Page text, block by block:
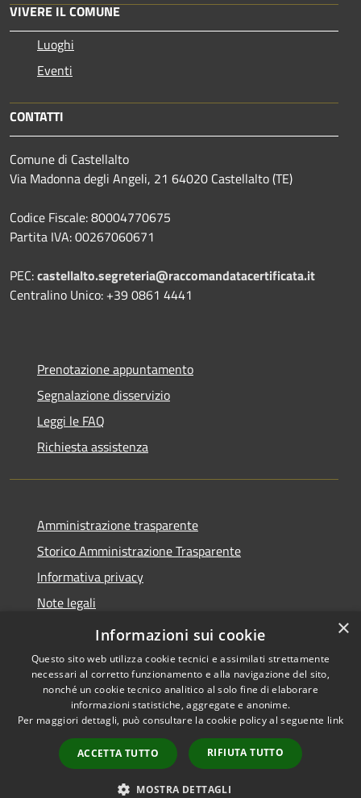
VIVERE IL COMUNE
Luoghi
Eventi
CONTATTI
Comune di Castellalto
Via Madonna degli Angeli, 21 64020 Castellalto (TE)
Codice Fiscale: 80004770675
Partita IVA: 00267060671
PEC:castellalto.segreteria@raccomandatacertificata.it
Centralino Unico: +39 0861 4441
Prenotazione appuntamento
Segnalazione disservizio
Leggi le FAQ
Richiesta assistenza
Amministrazione trasparente
Storico Amministrazione Trasparente
Informativa privacy
Note legali
Dichiarazione di accessibilità
Accessibilità
Copyright © 2026 • Comune di
Castellalto • Powered by
Municipium•
Accesso
redazione
×
Informazioni sui cookie
Questo sito web utilizza cookie tecnici e assimilati strettamente
necessari al corretto funzionamento e alla navigazione del sito,
nonché un cookie tecnico analitico al solo fine di elaborare
informazioni statistiche, aggregate e anonime.
Per maggiori dettagli, può consultare la cookie policy al seguente link
ACCETTA TUTTO RIFIUTA TUTTO
MOSTRA DETTAGLI